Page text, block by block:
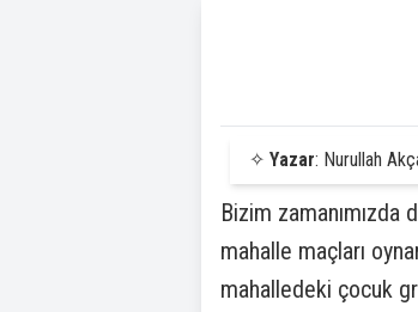
✧ Yazar: Nurullah
Bizim
mahalle maçları
mahalledeki çocuk